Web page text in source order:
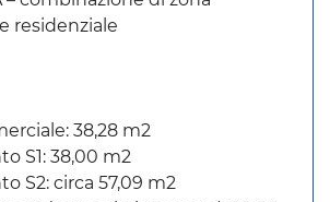
residenziale
38,28 m2
S1: 38,00 m2
S2: circa 57,09 m2